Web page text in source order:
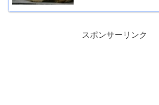
スポンサーリンク